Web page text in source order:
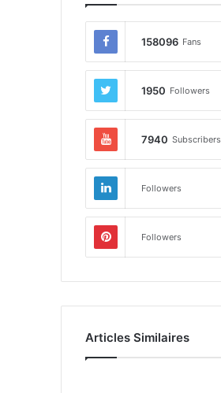
158096 Fans
1950 Followers
7940 Subscribers
Followers
Followers
Articles Similaires